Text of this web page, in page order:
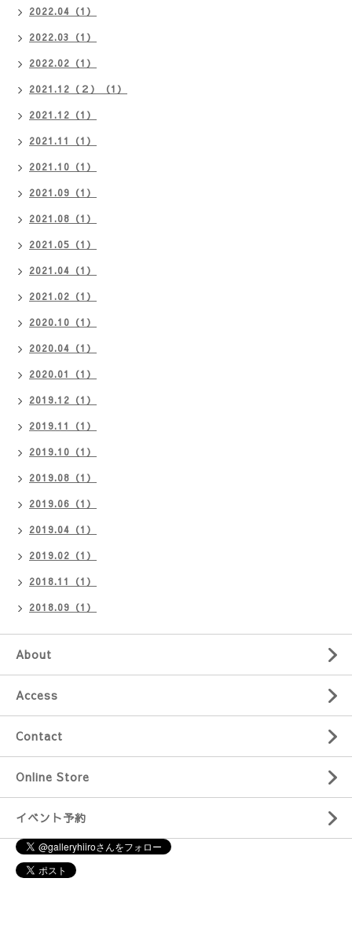
2022.04（1）
2022.03（1）
2022.02（1）
2021.12（２）（1）
2021.12（1）
2021.11（1）
2021.10（1）
2021.09（1）
2021.08（1）
2021.05（1）
2021.04（1）
2021.02（1）
2020.10（1）
2020.04（1）
2020.01（1）
2019.12（1）
2019.11（1）
2019.10（1）
2019.08（1）
2019.06（1）
2019.04（1）
2019.02（1）
2018.11（1）
2018.09（1）
About
Access
Contact
Online Store
イベント予約